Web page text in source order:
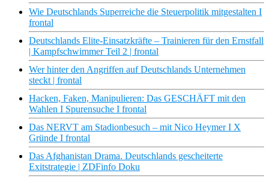
Wie Deutschlands Superreiche die Steuerpolitik mitgestalten I
frontal
Deutschlands Elite-Einsatzkräfte – Trainieren für den Ernstfall
| Kampfschwimmer Teil 2 | frontal
Wer hinter den Angriffen auf Deutschlands Unternehmen
steckt | frontal
Hacken, Faken, Manipulieren: Das GESCHÄFT mit den
Wahlen I Spurensuche I frontal
Das NERVT am Stadionbesuch – mit Nico Heymer I X
Gründe I frontal
Das Afghanistan Drama. Deutschlands gescheiterte
Exitstrategie | ZDFinfo Doku